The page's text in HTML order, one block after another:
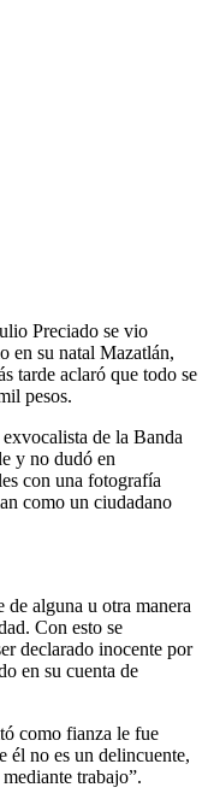
Preciado se vio
en su natal Mazatlán,
tarde aclaró que todo se
pesos.
de la Banda
y no dudó en
con una fotografía
como un ciudadano
de alguna u otra manera
Con esto se
declarado inocente por
en su cuenta de
como fianza le fue
él no es un delincuente,
trabajo”.